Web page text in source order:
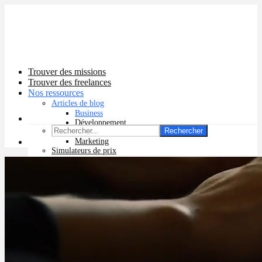
Trouver des missions
Trouver des freelances
Nos ressources
Articles de blog
Business
Développement
Graphisme
Marketing
Simulateurs de prix
Prix pub Instagram
Prix logiciel
Prix chatbot
Rechercher